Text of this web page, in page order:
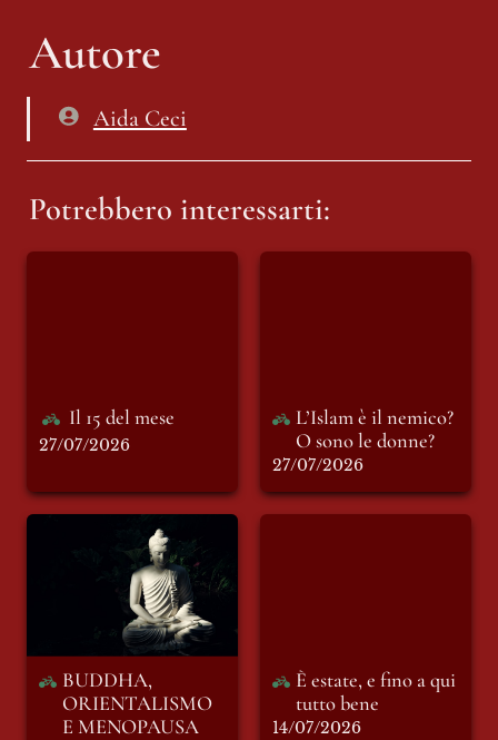
Autore
Aida Ceci
Potrebbero interessarti:
Il 15 del mese
27/07/2026
L’Islam è il nemico?
O sono le donne?
27/07/2026
BUDDHA,
ORIENTALISMO E
MENOPAUSA
BUDDHA,
ORIENTALISMO
E MENOPAUSA
È estate, e fino a qui
tutto bene
14/07/2026